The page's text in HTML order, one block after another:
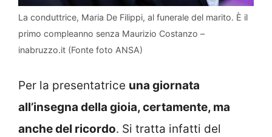
La conduttrice, Maria De Filippi, al funerale del marito. È il
primo compleanno senza Maurizio Costanzo –
inabruzzo.it (Fonte foto ANSA)
Per la presentatrice una giornata
all’insegna della gioia, certamente, ma
anche del ricordo. Si tratta infatti del